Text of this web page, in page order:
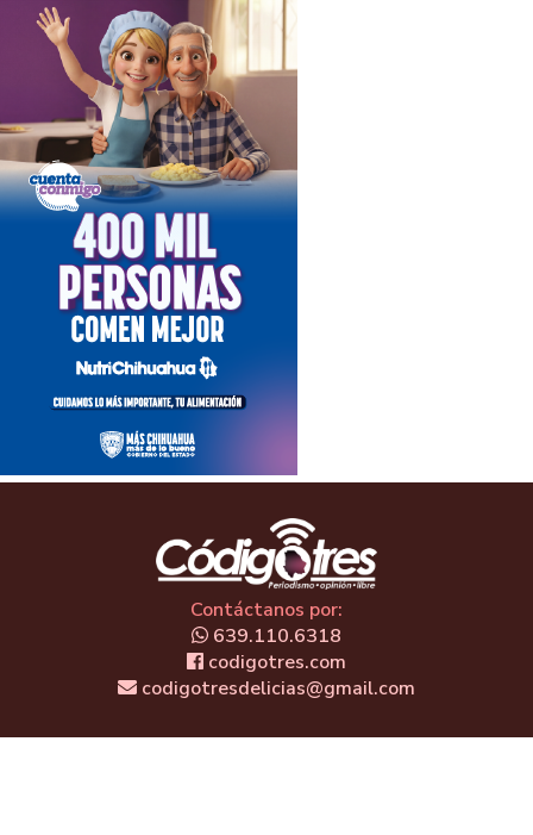
Contáctanos por:
639.110.6318
codigotres.com
codigotresdelicias@gmail.com